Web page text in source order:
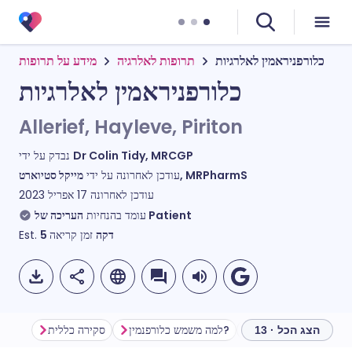
מידע על תרופות תרופות לאלרגיה כלורפניראמין לאלרגיות
כלורפניראמין לאלרגיות
Allerief, Hayleve, Piriton
Dr Colin Tidy, MRCGP
עודכן לאחרונה על ידימייקל סטיוארט, MRPharmS
עודכן לאחרונה 17 אפריל 2023
עומד בהנחיות העריכה של Patient
Est. 5 דקה זמן קריאה
סקירה כללית למה משמש כלורפנמין? הצג הכל · 13